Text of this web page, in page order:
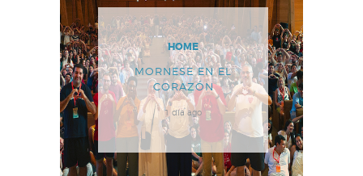
HOME
MORNESE EN EL
CORAZÓN
1 día ago